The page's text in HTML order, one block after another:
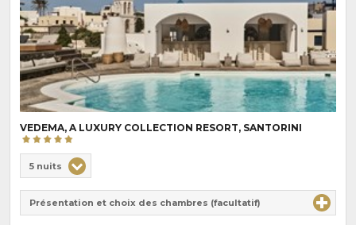
VEDEMA, A LUXURY COLLECTION RESORT, SANTORINI
de
pension
Durée
5 nuits
Présentation et choix des chambres (facultatif)